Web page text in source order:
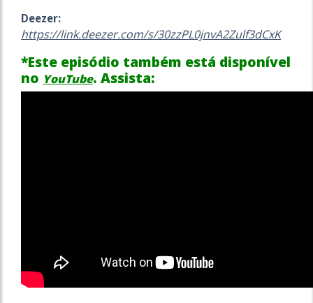
Deezer:
https://link.deezer.com/s/30zzPL0jnvA2Zulf3dCxK
*Este episódio também está disponível
no YouTube. Assista: